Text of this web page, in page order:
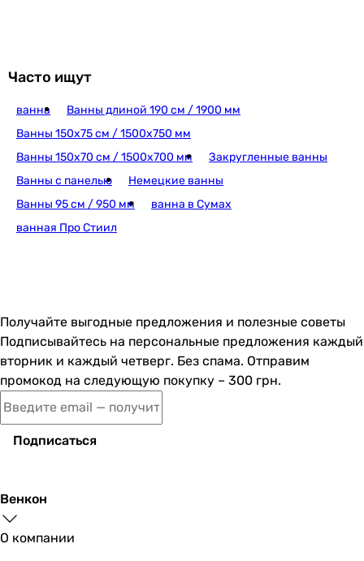
Kolo Rekord 150x70
7 086 грн
7 519 грн Купить
Cersanit Nao 150x70 (S301-242/
Часто ищут
ванна
Ванны длиной 190 см / 1900 мм
Ванны 150х75 см / 1500х750 мм
Ванны 150х70 см / 1500х700 мм
Закругленные ванны
Ванны с панелью
Немецкие ванны
Ванны 95 см / 950 мм
ванна в Сумах
ванная Про Стиил
Получайте выгодные предложения и полезные советы
Подписывайтесь на персональные предложения каждый
вторник и каждый четверг. Без спама. Отправим
промокод на следующую покупку – 300 грн.
Подписаться
Венкон
О компании